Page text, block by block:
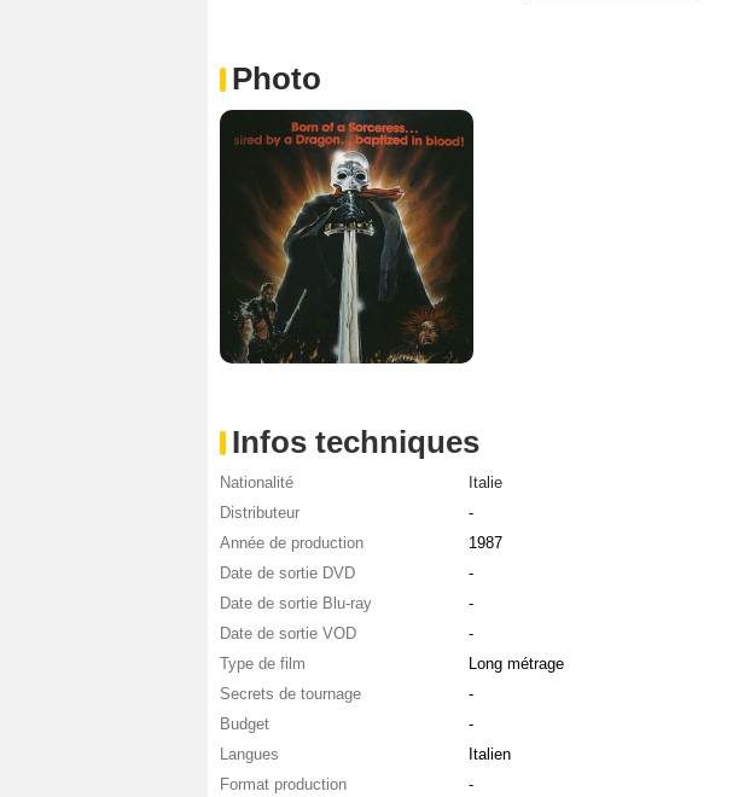
Photo
Infos techniques
Nationalité
Italie
Distributeur
-
Année de production
1987
Date de sortie DVD
-
Date de sortie Blu-ray
-
Date de sortie VOD
-
Type de film
Long métrage
Secrets de tournage
-
Budget
-
Langues
Italien
Format production
-